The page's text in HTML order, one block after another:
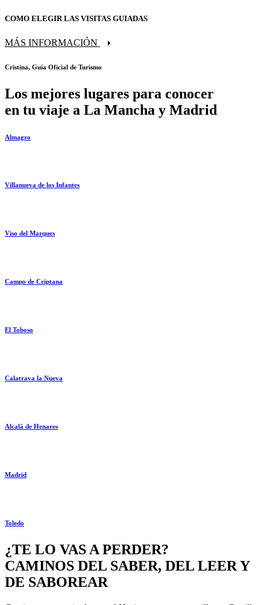
COMO ELEGIR LAS VISITAS GUIADAS
MÁS INFORMACIÓN
Cristina, Guía Oficial de Turismo
Los mejores lugares para conocer
en tu viaje a La Mancha y Madrid
Almagro
Villanueva de los Infantes
Viso del Marques
Campo de Criptana
El Toboso
Calatrava la Nueva
Alcalá de Henares
Madrid
Toledo
¿TE LO VAS A PERDER?
CAMINOS DEL SABER, DEL LEER Y
DE SABOREAR